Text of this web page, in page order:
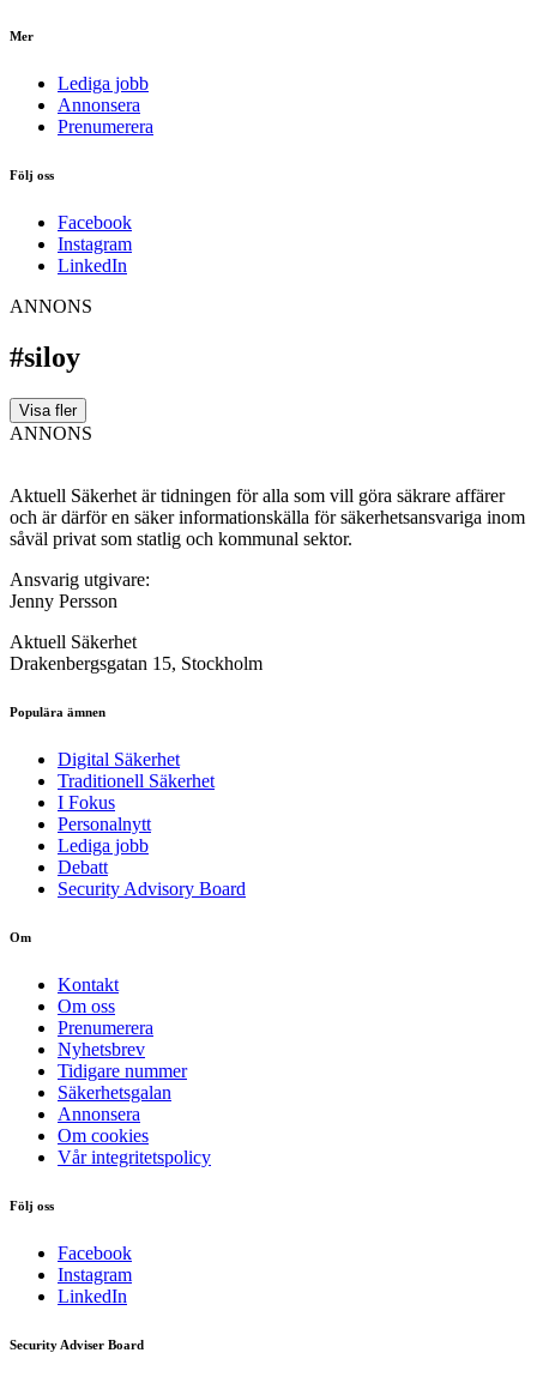
Mer
Lediga jobb
Annonsera
Prenumerera
Följ oss
Facebook
Instagram
LinkedIn
ANNONS
#siloy
Visa fler
ANNONS
Aktuell Säkerhet är tidningen för alla som vill göra säkrare affärer
och är därför en säker informationskälla för säkerhets­ansvariga inom
såväl privat som statlig och kommunal sektor.
Ansvarig utgivare:
Jenny Persson
Aktuell Säkerhet
Drakenbergsgatan 15, Stockholm
Populära ämnen
Digital Säkerhet
Traditionell Säkerhet
I Fokus
Personalnytt
Lediga jobb
Debatt
Security Advisory Board
Om
Kontakt
Om oss
Prenumerera
Nyhetsbrev
Tidigare nummer
Säkerhetsgalan
Annonsera
Om cookies
Vår integritetspolicy
Följ oss
Facebook
Instagram
LinkedIn
Security Adviser Board